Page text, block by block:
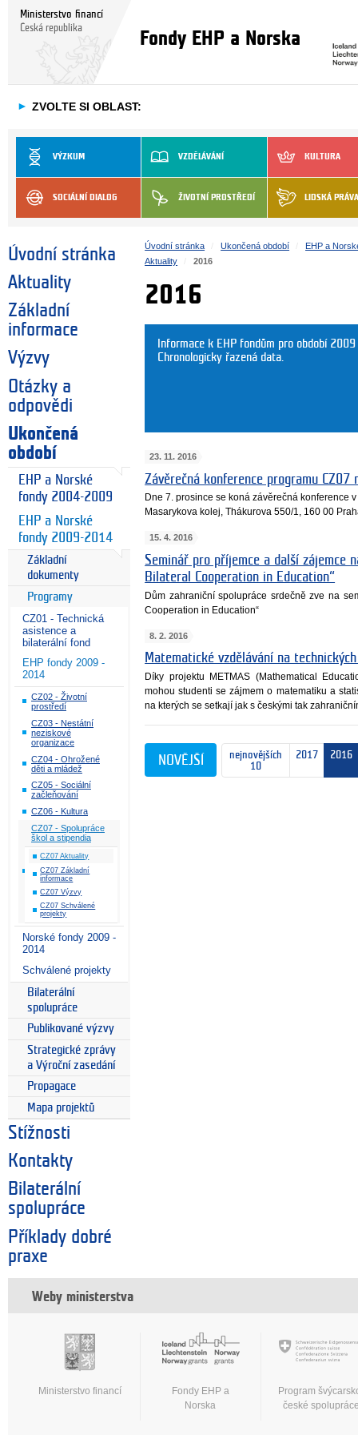
Ministerstvo financí
Česká republika
Fondy EHP a Norska
► ZVOLTE SI OBLAST:
VÝZKUM VZDĚLÁVÁNÍ KULTURA
SOCIÁLNÍ DIALOG ŽIVOTNÍ PROSTŘEDÍ LIDSKÁ PRÁVA
Úvodní stránka
Aktuality
Základní
informace
Výzvy
Otázky a
odpovědi
Ukončená
období
EHP a Norské
fondy 2004-2009
EHP a Norské
fondy 2009-2014
Základní
dokumenty
Programy
CZ01 - Technická
asistence a
bilaterální fond
EHP fondy 2009 -
2014
CZ02 - Životní
prostředí
CZ03 - Nestátní
neziskové
organizace
CZ04 - Ohrožené
děti a mládež
CZ05 - Sociální
začleňování
CZ06 - Kultura
CZ07 - Spolupráce
škol a stipendia
CZ07 Aktuality
CZ07 Základní
informace
CZ07 Výzvy
CZ07 Schválené
projekty
Norské fondy 2009 -
2014
Schválené projekty
Bilaterální
spolupráce
Publikované výzvy
Strategické zprávy
a Výroční zasedání
Propagace
Mapa projektů
Stížnosti
Kontakty
Bilaterální
spolupráce
Příklady dobré
praxe
Úvodní stránka Ukončená období
EHP a
Aktuality
2016
2016
Informace k EHP fondům pro období
Chronologicky řazená data.
23. 11. 2016
Závěrečná konference programu
Dne 7. prosince se koná závěrečná konference
Masarykova kolej, Thákurova 550/1, 160 00
15. 4. 2016
Seminář pro příjemce a další zájemce
Bilateral Cooperation in Education“
Dům zahraniční spolupráce srdečně zve na
Cooperation in Education“
8. 2. 2016
Matematické vzdělávání na
Díky projektu METMAS (Mathematical
mohou studenti se zájmem o matematiku a
na kterých se setkají jak s českými tak
nejnovějších
10
2017 2016
NOVĚJŠÍ
Weby ministerstva
Ministerstvo financí
Fondy EHP a
Norska
Program
české